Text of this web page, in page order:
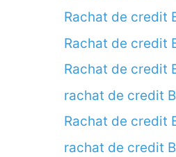
Rachat de credit
Rachat de credit
Rachat de credit
rachat de credit
Rachat de credit
rachat de credit